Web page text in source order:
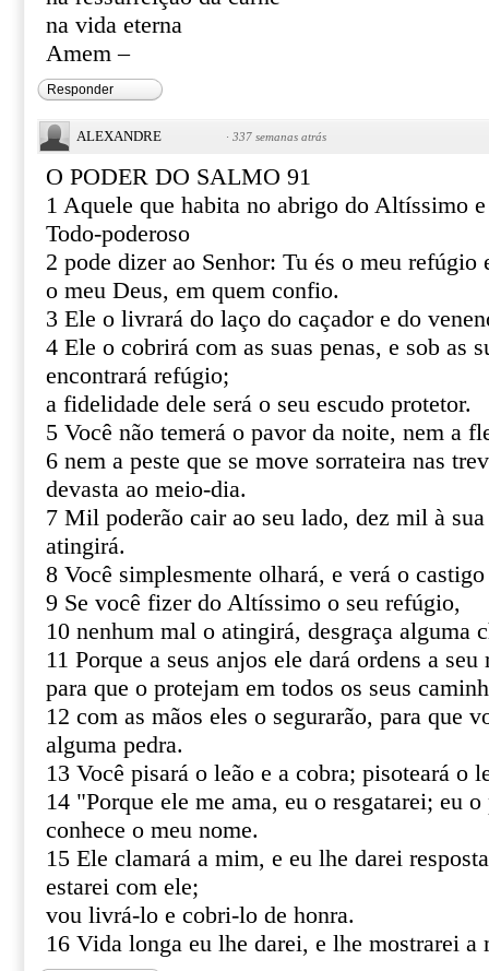
na vida eterna
Amem –
Responder
ALEXANDRE · 337 semanas atrás
O PODER DO SALMO 91
1 Aquele que habita no abrigo do Altíssimo
Todo-poderoso
2 pode dizer ao Senhor: Tu és o meu refúgio
o meu Deus, em quem confio.
3 Ele o livrará do laço do caçador e do
4 Ele o cobrirá com as suas penas, e sob as
encontrará refúgio;
a fidelidade dele será o seu escudo protetor.
5 Você não temerá o pavor da noite, nem a
6 nem a peste que se move sorrateira nas
devasta ao meio-dia.
7 Mil poderão cair ao seu lado, dez mil à
atingirá.
8 Você simplesmente olhará, e verá o
9 Se você fizer do Altíssimo o seu refúgio,
10 nenhum mal o atingirá, desgraça alguma
11 Porque a seus anjos ele dará ordens a seu
para que o protejam em todos os seus
12 com as mãos eles o segurarão, para que
alguma pedra.
13 Você pisará o leão e a cobra; pisoteará o
14 "Porque ele me ama, eu o resgatarei; eu
conhece o meu nome.
15 Ele clamará a mim, e eu lhe darei
estarei com ele;
vou livrá-lo e cobri-lo de honra.
16 Vida longa eu lhe darei, e lhe mostrarei a